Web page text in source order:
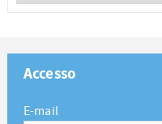
Accesso
E-mail